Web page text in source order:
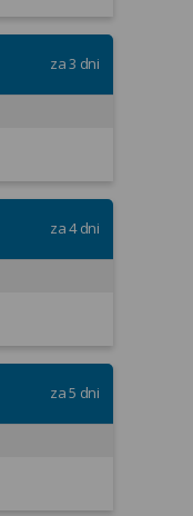
pacjentom jak
ryzyko wystąpienia
uszkodzeniach
wykorzystania przez 4
za 3 dni
za 4 dni
za 5 dni